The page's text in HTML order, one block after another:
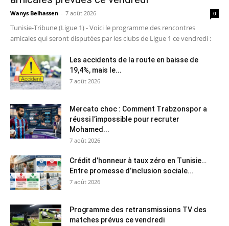
Wanys Belhassen - 7 août 2026 0
Tunisie-Tribune (Ligue 1) - Voici le programme des rencontres
amicales qui seront disputées par les clubs de Ligue 1 ce vendredi :
Les accidents de la route en baisse de
19,4%, mais le...
7 août 2026
Mercato choc : Comment Trabzonspor a
réussi l’impossible pour recruter
Mohamed...
7 août 2026
Crédit d’honneur à taux zéro en Tunisie…
Entre promesse d’inclusion sociale...
7 août 2026
Programme des retransmissions TV des
matches prévus ce vendredi